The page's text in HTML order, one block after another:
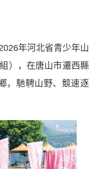
年河北省青少年山
），在唐山市遷西縣
，馳騁山野、競速逐